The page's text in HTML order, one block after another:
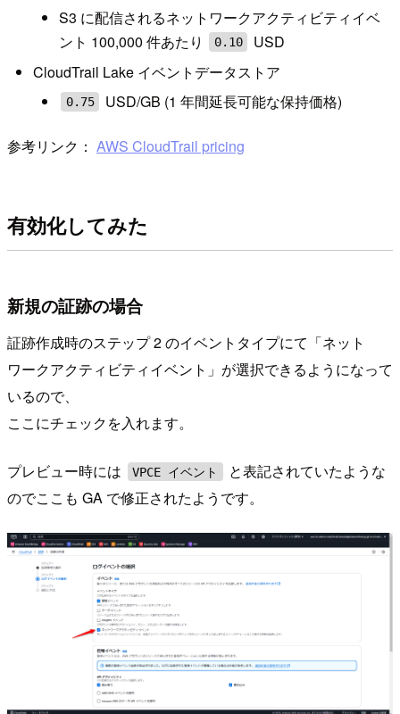
S3 に配信されるネットワークアクティビティイベ
ント 100,000 件あたり
0.10
USD
CloudTrail Lake イベントデータストア
0.75 USD/GB (1 年間延長可能な保持価格)
参考リンク： AWS CloudTrail pricing
有効化してみた
新規の証跡の場合
証跡作成時のステップ 2 のイベントタイプにて「ネット
ワークアクティビティイベント」が選択できるようになって
いるので、
ここにチェックを入れます。
プレビュー時には VPCE イベント
と表記されていたような
のでここも GA で修正されたようです。